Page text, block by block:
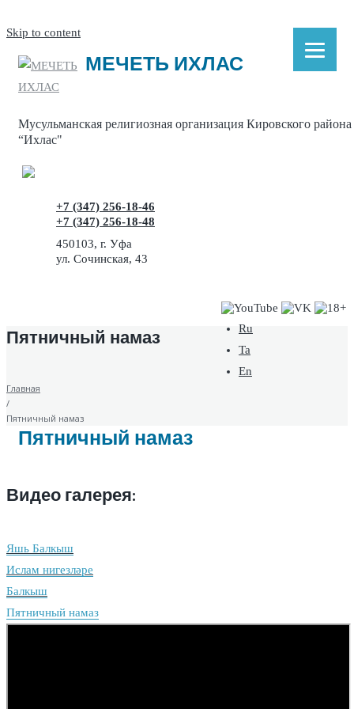
Skip to content
МЕЧЕТЬ ИХЛАС
Мусульманская религиозная организация Кировского
“Ихлас"
+7 (347) 256-18-46
+7 (347) 256-18-48
450103, г. Уфа
ул. Сочинская, 43
Ru
Ta
En
Пятничный намаз
Главная
/
Пятничный намаз
Пятничный намаз
Видео галерея:
Яшь Балкыш
Ислам нигезләре
Балкыш
Пятничный намаз